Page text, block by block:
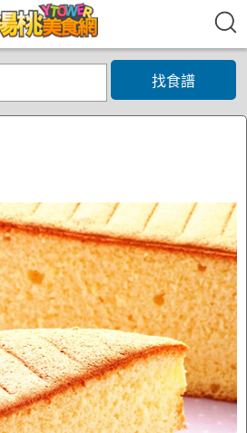
找食譜